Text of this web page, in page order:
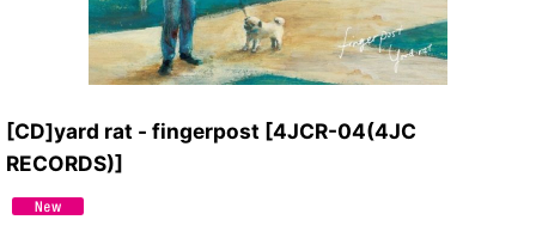
[CD]yard rat - fingerpost [4JCR-04(4JC
RECORDS)]